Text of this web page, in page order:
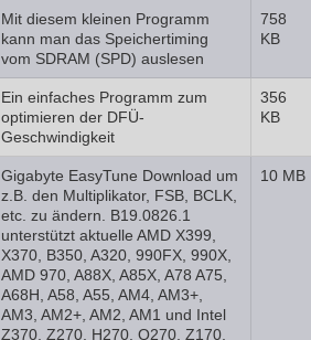
Mit diesem kleinen Programm
kann man das Speichertiming
vom SDRAM (SPD) auslesen
758
KB
Ein einfaches Programm zum
optimieren der DFÜ-
Geschwindigkeit
356
KB
Gigabyte EasyTune Download um
z.B. den Multiplikator, FSB, BCLK,
etc. zu ändern. B19.0826.1
unterstützt aktuelle AMD X399,
X370, B350, A320, 990FX, 990X,
AMD 970, A88X, A85X, A78 A75,
A68H, A58, A55, AM4, AM3+,
AM3, AM2+, AM2, AM1 und Intel
Z370, Z270, H270, Q270, Z170,
10 MB